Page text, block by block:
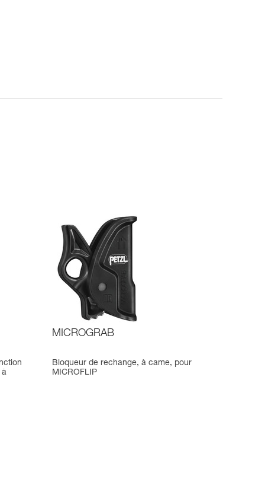
à
MICROGRAB
Bloqueur de rechange, à came, pour
MICROFLIP